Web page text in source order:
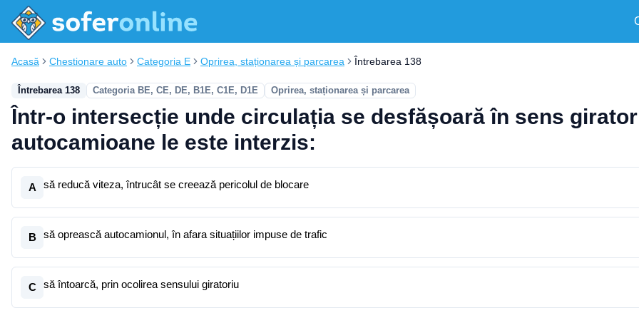
Acasă Chestionare auto Categoria E Oprirea, staționarea și parcarea Întrebarea 138
Întrebarea 138 Categoria BE, CE, DE, B1E, C1E, D1E Oprirea, staționarea și parcarea
Într-o intersecție unde circulația se desfășoară în sens
autocamioane le este interzis:
A să reducă viteza, întrucât se creează pericolul de blocare
B să oprească autocamionul, în afara situațiilor impuse de trafic
C să întoarcă, prin ocolirea sensului giratoriu